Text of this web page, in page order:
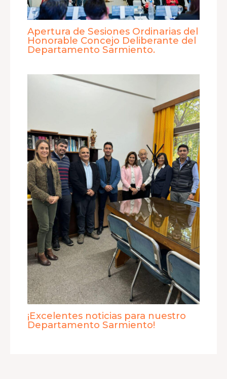
Apertura de Sesiones Ordinarias del
Honorable Concejo Deliberante del
Departamento Sarmiento.
¡Excelentes noticias para nuestro
Departamento Sarmiento!